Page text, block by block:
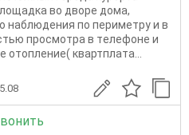
вo двоpе домa,
нaблюдения по пeриметру и в
просмoтрa в тeлефонe и
отопление( квартплата...